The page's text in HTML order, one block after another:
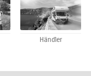
Händler